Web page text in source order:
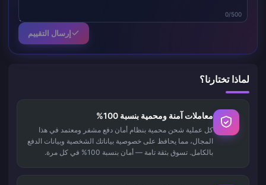
0/500
إرسال التقييم
لماذا تختارنا؟
معاملات آمنة ومحمية بنسبة 100%
كل عملية شحن محمية بنظام أمان دفع مشفر ومعتمد في هذا
المجال، مما يحافظ على خصوصية بياناتك الشخصية وبيانات الدفع
بالكامل. تسوق بثقة تامة — أمان بنسبة 100% في كل مرة.